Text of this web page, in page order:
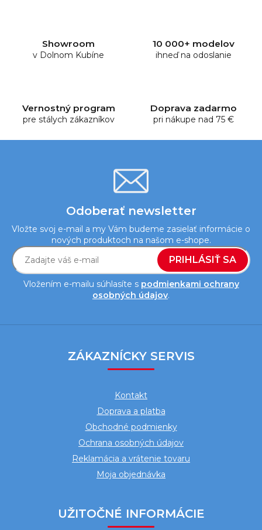
s
u
Showroom
v Dolnom Kubíne
10 000+ modelov
ihneď na odoslanie
Vernostný program
pre stálych zákazníkov
Doprava zadarmo
pri nákupe nad 75 €
Odoberať newsletter
Vložte svoj e-mail a my Vám budeme zasielať informácie o
nových produktoch na našom e-shope.
Vložením e-mailu súhlasíte s podmienkami ochrany
osobných údajov.
PRIHLÁSIŤ SA
ZÁKAZNÍCKY SERVIS
Kontakt
Doprava a platba
Obchodné podmienky
Ochrana osobných údajov
Reklamácia a vrátenie tovaru
Moja objednávka
UŽITOČNÉ INFORMÁCIE